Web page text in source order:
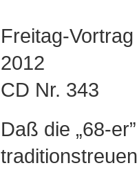
Freitag-
2012
CD Nr. 343
Daß die „68-